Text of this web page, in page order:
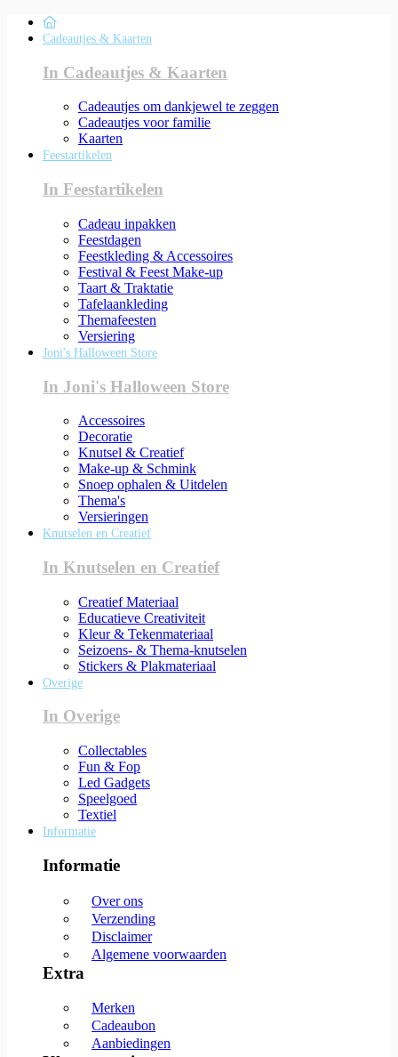
Cadeautjes & Kaarten
In Cadeautjes & Kaarten
Cadeautjes om dankjewel te zeggen
Cadeautjes voor familie
Kaarten
Feestartikelen
In Feestartikelen
Cadeau inpakken
Feestdagen
Feestkleding & Accessoires
Festival & Feest Make-up
Taart & Traktatie
Tafelaankleding
Themafeesten
Versiering
Joni's Halloween Store
In Joni's Halloween Store
Accessoires
Decoratie
Knutsel & Creatief
Make-up & Schmink
Snoep ophalen & Uitdelen
Thema's
Versieringen
Knutselen en Creatief
In Knutselen en Creatief
Creatief Materiaal
Educatieve Creativiteit
Kleur & Tekenmateriaal
Seizoens- & Thema-knutselen
Stickers & Plakmateriaal
Overige
In Overige
Collectables
Fun & Fop
Led Gadgets
Speelgoed
Textiel
Informatie
Informatie
Over ons
Verzending
Disclaimer
Algemene voorwaarden
Extra
Merken
Cadeaubon
Aanbiedingen